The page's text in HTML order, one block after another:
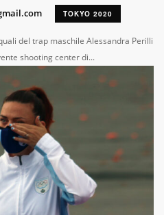
TOKYO 2020
del trap maschile Alessandra Perilli
shooting center di...